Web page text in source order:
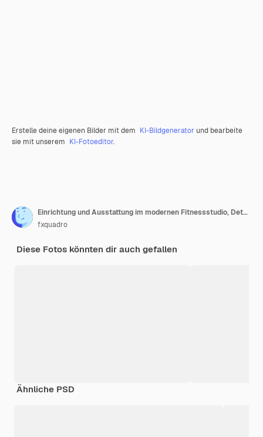
Erstelle deine eigenen Bilder mit dem KI-Bildgenerator und bearbeite
sie mit unserem KI-Fotoeditor.
Einrichtung und Ausstattung im modernen Fitnessstudio, Detailaufnahme der Aufhängegurte. Sport, Fitness, Gesundheit.
fxquadro
Diese Fotos könnten dir auch gefallen
Ähnliche PSD